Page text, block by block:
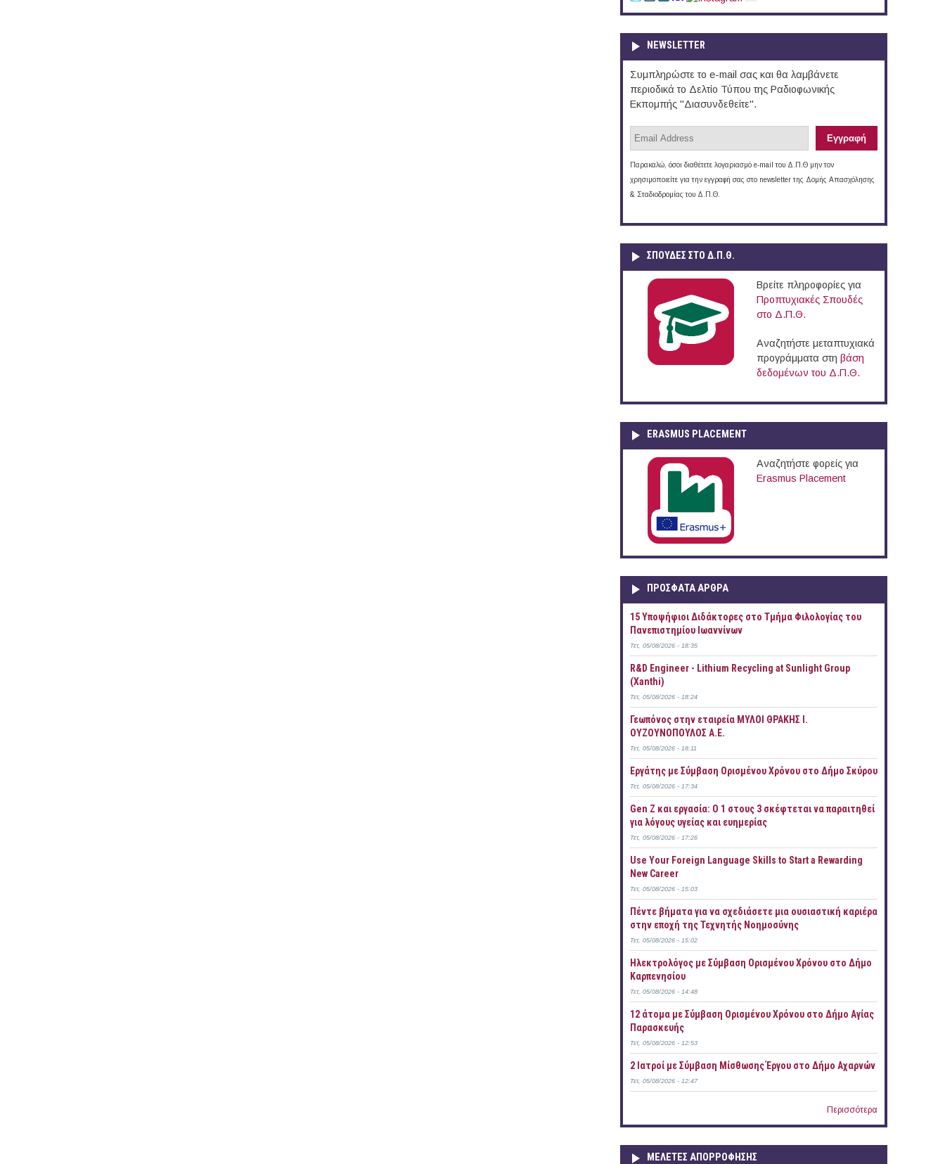
NEWSLETTER
Συμπληρώστε το e-mail σας και θα λαμβάνετε
περιοδικά το Δελτίο Τύπου της Ραδιοφωνικής
Εκπομπής "Διασυνδεθείτε".
Παρακαλώ, όσοι διαθέτετε λογαριασμό e-mail του Δ.Π.Θ μην τον
χρησιμοποιείτε για την εγγραφή σας στο newsletter της Δομής Απασχόλησης
& Σταδιοδρομίας του Δ.Π.Θ.
ΣΠΟΥΔΈΣ ΣΤΟ Δ.Π.Θ.
Βρείτε πληροφορίες για
Προπτυχιακές Σπουδές
στο Δ.Π.Θ.
Αναζητήστε μεταπτυχιακά
προγράμματα στη βάση
δεδομένων του Δ.Π.Θ.
ERASMUS PLACEMENT
Αναζητήστε φορείς για
Erasmus Placement
ΠΡOΣΦΑΤΑ AΡΘΡΑ
15 Υποψήφιοι Διδάκτορες στο Τμήμα Φιλολογίας του
Πανεπιστημίου Ιωαννίνων
Τετ, 05/08/2026 - 18:35
R&D Engineer - Lithium Recycling at Sunlight Group
(Xanthi)
Τετ, 05/08/2026 - 18:24
Γεωπόνος στην εταιρεία ΜΥΛΟΙ ΘΡΑΚΗΣ Ι.
ΟΥΖΟΥΝΟΠΟΥΛΟΣ Α.Ε.
Τετ, 05/08/2026 - 18:11
Εργάτης με Σύμβαση Ορισμένου Χρόνου στο Δήμο Σκύρου
Τετ, 05/08/2026 - 17:34
Gen Z και εργασία: Ο 1 στους 3 σκέφτεται να παραιτηθεί
για λόγους υγείας και ευημερίας
Τετ, 05/08/2026 - 17:26
Use Your Foreign Language Skills to Start a Rewarding
New Career
Τετ, 05/08/2026 - 15:03
Πέντε βήματα για να σχεδιάσετε μια ουσιαστική καριέρα
στην εποχή της Τεχνητής Νοημοσύνης
Τετ, 05/08/2026 - 15:02
Ηλεκτρολόγος με Σύμβαση Ορισμένου Χρόνου στο Δήμο
Καρπενησίου
Τετ, 05/08/2026 - 14:48
12 άτομα με Σύμβαση Ορισμένου Χρόνου στο Δήμο Αγίας
Παρασκευής
Τετ, 05/08/2026 - 12:53
2 Ιατροί με Σύμβαση Μίσθωσης Έργου στο Δήμο Αχαρνών
Τετ, 05/08/2026 - 12:47
Περισσότερα
ΜΕΛΕΤΕΣ ΑΠΟΡΡΟΦΗΣΗΣ